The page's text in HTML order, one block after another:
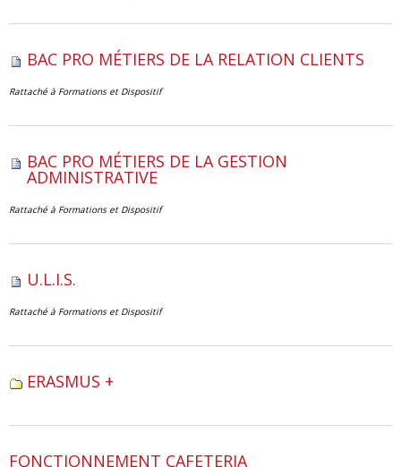
BAC PRO MÉTIERS DE LA RELATION CLIENTS
Rattaché à Formations et Dispositif
BAC PRO MÉTIERS DE LA GESTION
ADMINISTRATIVE
Rattaché à Formations et Dispositif
U.L.I.S.
Rattaché à Formations et Dispositif
ERASMUS +
FONCTIONNEMENT CAFETERIA